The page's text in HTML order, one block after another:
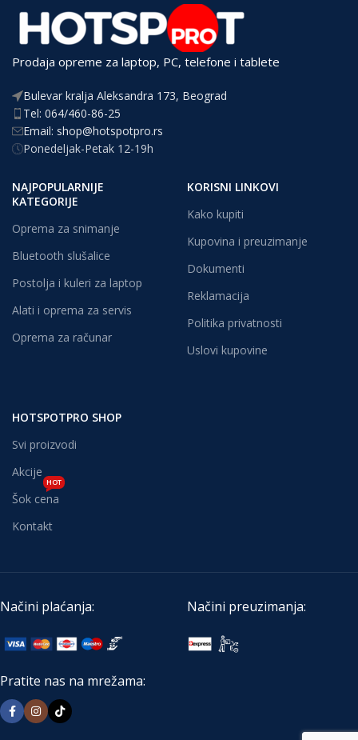
Prodaja opreme za laptop, PC, telefone i tablete
Bulevar kralja Aleksandra 173, Beograd
Tel: 064/460-86-25
Email: shop@hotspotpro.rs
Ponedeljak-Petak 12-19h
NAJPOPULARNIJE
KATEGORIJE
Oprema za snimanje
Bluetooth slušalice
Postolja i kuleri za laptop
Alati i oprema za servis
Oprema za računar
KORISNI LINKOVI
Kako kupiti
Kupovina i preuzimanje
Dokumenti
Reklamacija
Politika privatnosti
Uslovi kupovine
HOTSPOTPRO SHOP
Svi proizvodi
Akcije
Šok cena
HOT
Kontakt
Načini plaćanja: Načini preuzimanja:
Pratite nas na mrežama: